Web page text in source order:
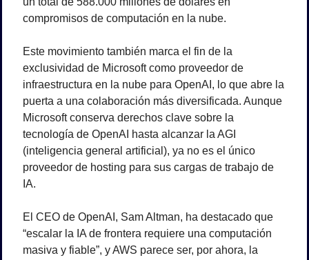
compromisos de computación en la nube.
Este movimiento también marca el fin de la
exclusividad de Microsoft como proveedor de
infraestructura en la nube para OpenAI, lo que abre la
puerta a una colaboración más diversificada. Aunque
Microsoft conserva derechos clave sobre la
tecnología de OpenAI hasta alcanzar la AGI
(inteligencia general artificial), ya no es el único
proveedor de hosting para sus cargas de trabajo de
IA.
El CEO de OpenAI, Sam Altman, ha destacado que
“escalar la IA de frontera requiere una computación
masiva y fiable”, y AWS parece ser, por ahora, la